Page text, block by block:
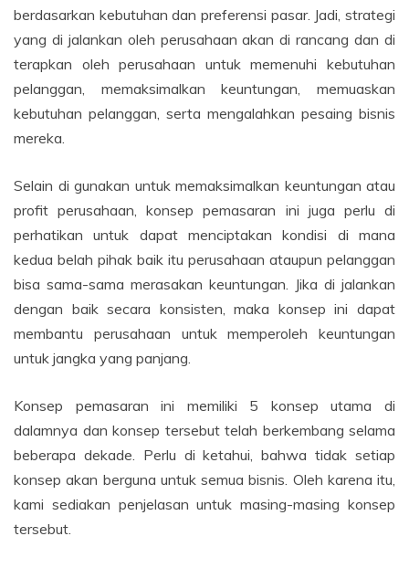
berdasarkan kebutuhan dan preferensi pasar. Jadi, strategi
yang di jalankan oleh perusahaan akan di rancang dan di
terapkan oleh perusahaan untuk memenuhi kebutuhan
pelanggan, memaksimalkan keuntungan, memuaskan
kebutuhan pelanggan, serta mengalahkan pesaing bisnis
mereka.
Selain di gunakan untuk memaksimalkan keuntungan atau
profit perusahaan, konsep pemasaran ini juga perlu di
perhatikan untuk dapat menciptakan kondisi di mana
kedua belah pihak baik itu perusahaan ataupun pelanggan
bisa sama-sama merasakan keuntungan. Jika di jalankan
dengan baik secara konsisten, maka konsep ini dapat
membantu perusahaan untuk memperoleh keuntungan
untuk jangka yang panjang.
Konsep pemasaran ini memiliki 5 konsep utama di
dalamnya dan konsep tersebut telah berkembang selama
beberapa dekade. Perlu di ketahui, bahwa tidak setiap
konsep akan berguna untuk semua bisnis. Oleh karena itu,
kami sediakan penjelasan untuk masing-masing konsep
tersebut.